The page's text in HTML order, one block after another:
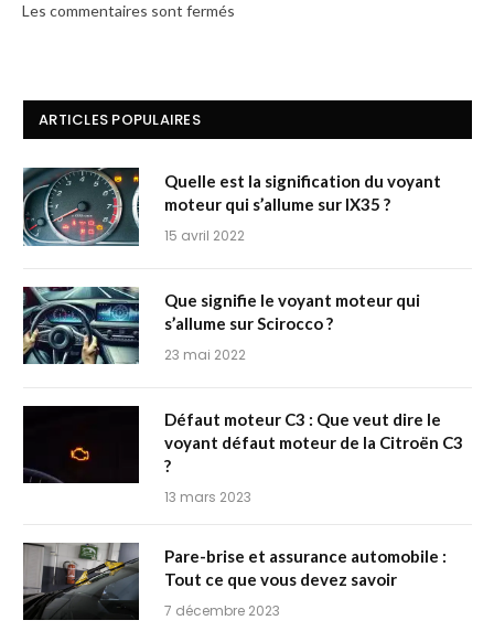
Les commentaires sont fermés
ARTICLES POPULAIRES
Quelle est la signification du voyant
moteur qui s’allume sur IX35 ?
15 avril 2022
Que signifie le voyant moteur qui
s’allume sur Scirocco ?
23 mai 2022
Défaut moteur C3 : Que veut dire le
voyant défaut moteur de la Citroën C3
?
13 mars 2023
Pare-brise et assurance automobile :
Tout ce que vous devez savoir
7 décembre 2023